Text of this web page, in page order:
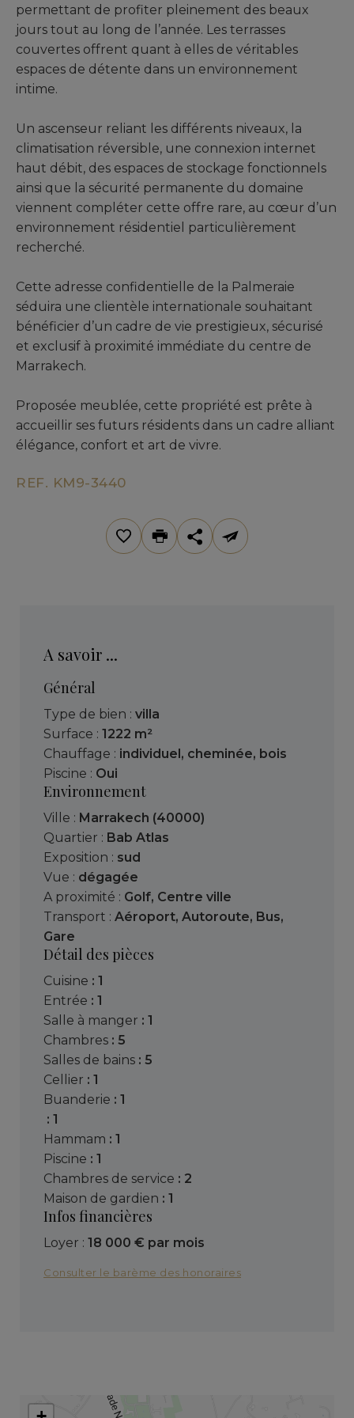
permettant de profiter pleinement des beaux
jours tout au long de l’année. Les terrasses
couvertes offrent quant à elles de véritables
espaces de détente dans un environnement
intime.
Un ascenseur reliant les différents niveaux, la
climatisation réversible, une connexion internet
haut débit, des espaces de stockage fonctionnels
ainsi que la sécurité permanente du domaine
viennent compléter cette offre rare, au cœur d’un
environnement résidentiel particulièrement
recherché.
Cette adresse confidentielle de la Palmeraie
séduira une clientèle internationale souhaitant
bénéficier d’un cadre de vie prestigieux, sécurisé
et exclusif à proximité immédiate du centre de
Marrakech.
Proposée meublée, cette propriété est prête à
accueillir ses futurs résidents dans un cadre alliant
élégance, confort et art de vivre.
REF. KM9-3440
A savoir ...
Général
Type de bien : villa
Surface : 1222 m²
Chauffage : individuel , cheminée, bois
Piscine : Oui
Environnement
Ville : Marrakech (40000)
Quartier : Bab Atlas
Exposition : sud
Vue : dégagée
A proximité : Golf, Centre ville
Transport : Aéroport, Autoroute, Bus,
Gare
Détail des pièces
cuisine : 1
entrée : 1
salle à manger : 1
chambres : 5
salles de bains : 5
cellier : 1
buanderie : 1
: 1
hammam : 1
piscine : 1
chambres de service : 2
maison de gardien : 1
Infos financières
Loyer : 18 000 € par mois
Consulter le barème des honoraires